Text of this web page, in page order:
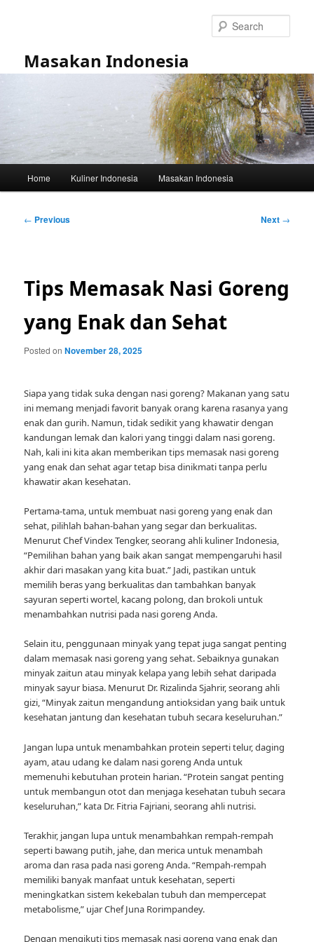
Masakan Indonesia
Home Kuliner Indonesia Masakan Indonesia
Post
← Previous Next →
Tips Memasak Nasi Goreng
yang Enak dan Sehat
Posted onNovember 28, 2025
Siapa yang tidak suka dengan nasi goreng? Makanan yang satu
ini memang menjadi favorit banyak orang karena rasanya yang
enak dan gurih. Namun, tidak sedikit yang khawatir dengan
kandungan lemak dan kalori yang tinggi dalam nasi goreng.
Nah, kali ini kita akan memberikan tips memasak nasi goreng
yang enak dan sehat agar tetap bisa dinikmati tanpa perlu
khawatir akan kesehatan.
Pertama-tama, untuk membuat nasi goreng yang enak dan
sehat, pilihlah bahan-bahan yang segar dan berkualitas.
Menurut Chef Vindex Tengker, seorang ahli kuliner Indonesia,
“Pemilihan bahan yang baik akan sangat mempengaruhi hasil
akhir dari masakan yang kita buat.” Jadi, pastikan untuk
memilih beras yang berkualitas dan tambahkan banyak
sayuran seperti wortel, kacang polong, dan brokoli untuk
menambahkan nutrisi pada nasi goreng Anda.
Selain itu, penggunaan minyak yang tepat juga sangat penting
dalam memasak nasi goreng yang sehat. Sebaiknya gunakan
minyak zaitun atau minyak kelapa yang lebih sehat daripada
minyak sayur biasa. Menurut Dr. Rizalinda Sjahrir, seorang ahli
gizi, “Minyak zaitun mengandung antioksidan yang baik untuk
kesehatan jantung dan kesehatan tubuh secara keseluruhan.”
Jangan lupa untuk menambahkan protein seperti telur, daging
ayam, atau udang ke dalam nasi goreng Anda untuk
memenuhi kebutuhan protein harian. “Protein sangat penting
untuk membangun otot dan menjaga kesehatan tubuh secara
keseluruhan,” kata Dr. Fitria Fajriani, seorang ahli nutrisi.
Terakhir, jangan lupa untuk menambahkan rempah-rempah
seperti bawang putih, jahe, dan merica untuk menambah
aroma dan rasa pada nasi goreng Anda. “Rempah-rempah
memiliki banyak manfaat untuk kesehatan, seperti
meningkatkan sistem kekebalan tubuh dan mempercepat
metabolisme,” ujar Chef Juna Rorimpandey.
Dengan mengikuti tips memasak nasi goreng yang enak dan